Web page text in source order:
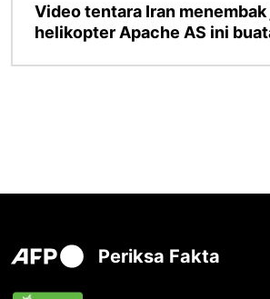
Video tentara Iran
helikopter Apache AS ini
Periksa Fakta